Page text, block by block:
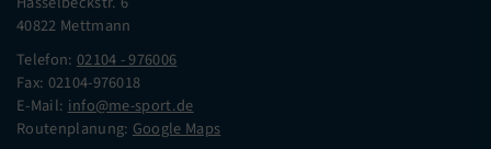
40822 Mettmann
Telefon: 02104 - 976006
Fax: 02104-976018
E-Mail: info@me-sport.de
Routenplanung: Google Maps